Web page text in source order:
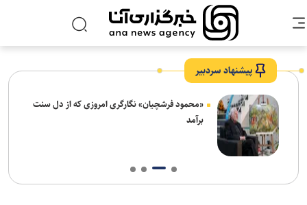
پیشنهاد سردبیر
«محمود فرشچیان» نگارگری امروزی که از دل سنت
برآمد